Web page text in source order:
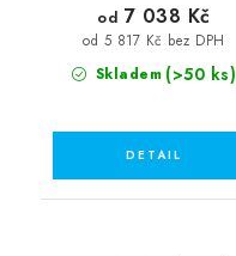
Skladem (>50 ks)
od 5 817 Kč bez DPH
od 7 038 Kč